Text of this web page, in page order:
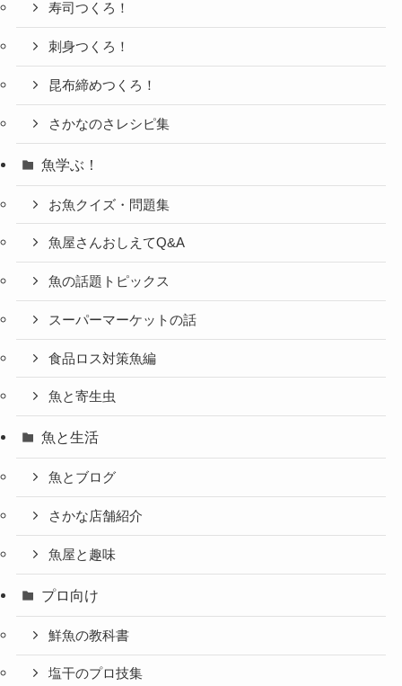
寿司つくろ！
刺身つくろ！
昆布締めつくろ！
さかなのさレシピ集
魚学ぶ！
お魚クイズ・問題集
魚屋さんおしえてQ&A
魚の話題トピックス
スーパーマーケットの話
食品ロス対策魚編
魚と寄生虫
魚と生活
魚とブログ
さかな店舗紹介
魚屋と趣味
プロ向け
鮮魚の教科書
塩干のプロ技集